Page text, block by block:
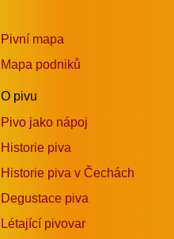
Pivní mapa
Mapa podniků
O pivu
Pivo jako nápoj
Historie piva
Historie piva v Čechách
Degustace piva
Létající pivovar